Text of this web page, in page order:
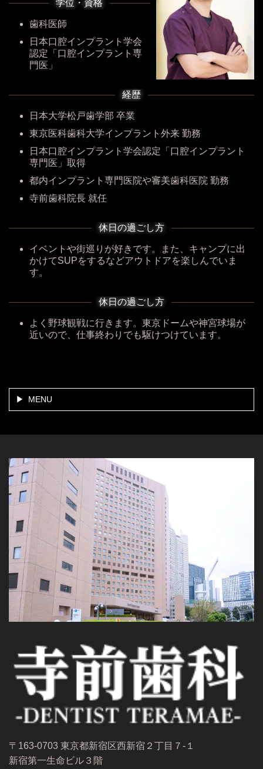
学位・資格
歯科医師
日本口腔インプラント学会
認定「口腔インプラント専
門医」
経歴
日本大学松戸歯学部 卒業
東京医科歯科大学インプラント外来 勤務
日本口腔インプラント学会認定「口腔インプラント
専門医」取得
都内インプラント専門医院や審美歯科医院 勤務
寺前歯科院長 就任
休日の過ごし方
イベントや街巡りが好きです。また、キャンプに出
かけてSUPをするなどアウトドアを楽しんでいま
す。
休日の過ごし方
よく野球観戦に行きます。東京ドームや神宮球場が
近いので、仕事終わりでも駆けつけています。
MENU
〒163-0703 東京都新宿区西新宿２丁目７-１
新宿第一生命ビル３階